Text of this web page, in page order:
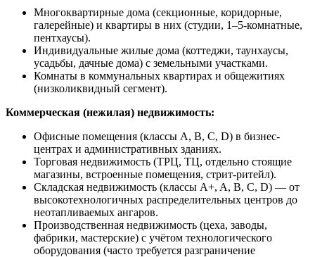
Многоквартирные дома (секционные, коридорные,
галерейные) и квартиры в них (студии, 1–5-комнатные,
пентхаусы).
Индивидуальные жилые дома (коттеджи, таунхаусы,
усадьбы, дачные дома) с земельными участками.
Комнаты в коммунальных квартирах и общежитиях
(низколиквидный сегмент).
Коммерческая (нежилая) недвижимость:
Офисные помещения (классы A, B, C, D) в бизнес-
центрах и административных зданиях.
Торговая недвижимость (ТРЦ, ТЦ, отдельно стоящие
магазины, встроенные помещения, стрит-ритейл).
Складская недвижимость (классы A+, A, B, C, D) — от
высокотехнологичных распределительных центров до
неотапливаемых ангаров.
Производственная недвижимость (цеха, заводы,
фабрики, мастерские) с учётом технологического
оборудования (часто требуется разграничение